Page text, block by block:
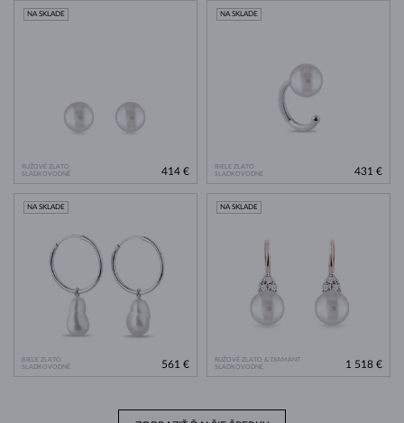
RUŽOVÉ ZLATO
SLADKOVODNÉ
NA SKLADE
414 €
BIELE ZLATO
SLADKOVODNÉ
NA SKLADE
431 €
BIELE ZLATO
SLADKOVODNÉ
NA SKLADE
561 €
RUŽOVÉ ZLATO & DIAMANT
SLADKOVODNÉ
NA SKLADE
1 518 €